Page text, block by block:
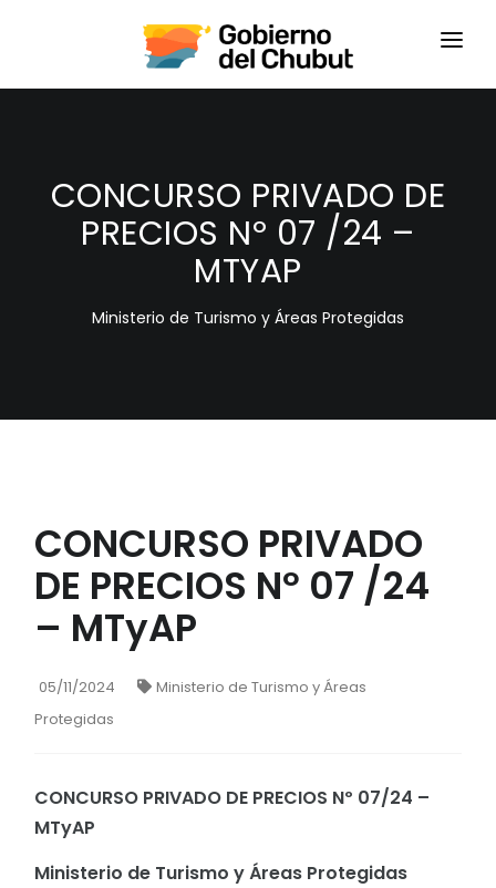
HOME
CONCURSO PRIVADO DE
PRECIOS Nº 07 /24 –
MTYAP
Ministerio de Turismo y Áreas Protegidas
CONCURSO PRIVADO
DE PRECIOS Nº 07 /24
– MTyAP
05/11/2024
Ministerio de Turismo y Áreas
Protegidas
CONCURSO PRIVADO DE PRECIOS Nº 07/24 –
MTyAP
Ministerio de Turismo y Áreas Protegidas